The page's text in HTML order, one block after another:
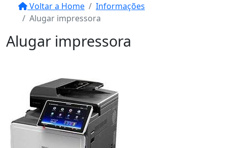
Voltar a Home
Informações
Alugar impressora
Alugar impressora